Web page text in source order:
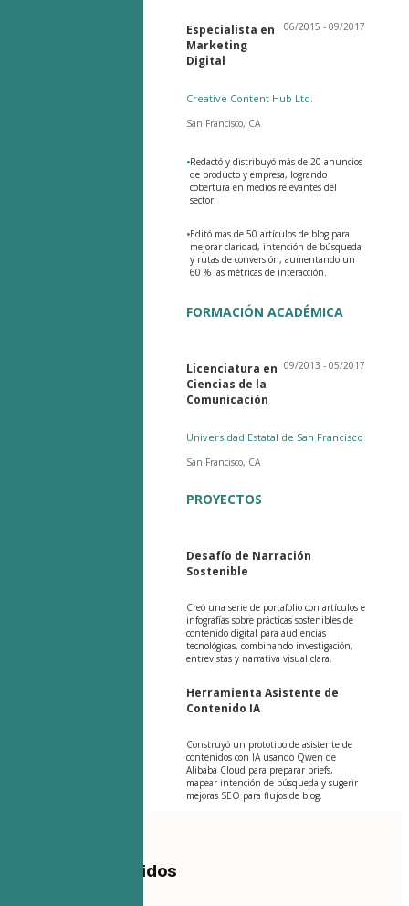
Especialista en
Marketing
Digital
06/2015 - 09/2017
Creative Content Hub Ltd.
San Francisco, CA
•Redactó y distribuyó más de 20 anuncios
de producto y empresa, logrando
cobertura en medios relevantes del
sector.
•Editó más de 50 artículos de blog para
mejorar claridad, intención de búsqueda
y rutas de conversión, aumentando un
60 % las métricas de interacción.
FORMACIÓN ACADÉMICA
Licenciatura en
Ciencias de la
Comunicación
09/2013 - 05/2017
Universidad Estatal de San Francisco
San Francisco, CA
PROYECTOS
Desafío de Narración
Sostenible
Creó una serie de portafolio con artículos e
infografías sobre prácticas sostenibles de
contenido digital para audiencias
tecnológicas, combinando investigación,
entrevistas y narrativa visual clara.
Herramienta Asistente de
Contenido IA
Construyó un prototipo de asistente de
contenidos con IA usando Qwen de
Alibaba Cloud para preparar briefs,
mapear intención de búsqueda y sugerir
mejoras SEO para flujos de blog.
Tabla de Contenidos